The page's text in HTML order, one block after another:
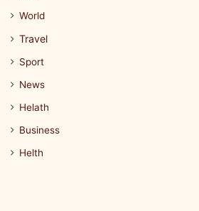
World
Travel
Sport
News
Helath
Business
Helth